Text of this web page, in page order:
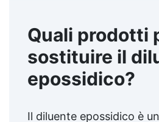
Quali prodotti
sostituire il
epossidico?
Il diluente epossidico è